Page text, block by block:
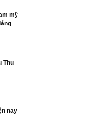
mỹ
Thu
nay